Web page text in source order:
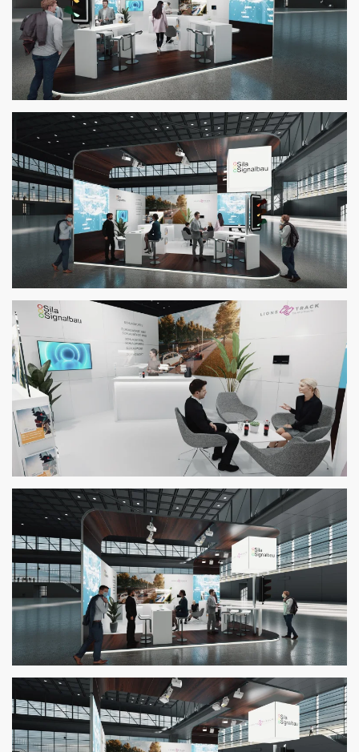
Zoom
Zoom
Zoom
Zoom